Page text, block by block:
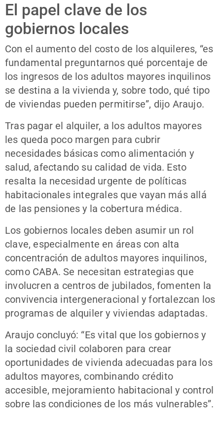
El papel clave de los
gobiernos locales
Con el aumento del costo de los alquileres, “es
fundamental preguntarnos qué porcentaje de
los ingresos de los adultos mayores inquilinos
se destina a la vivienda y, sobre todo, qué tipo
de viviendas pueden permitirse”, dijo Araujo.
Tras pagar el alquiler, a los adultos mayores
les queda poco margen para cubrir
necesidades básicas como alimentación y
salud, afectando su calidad de vida. Esto
resalta la necesidad urgente de políticas
habitacionales integrales que vayan más allá
de las pensiones y la cobertura médica.
Los gobiernos locales deben asumir un rol
clave, especialmente en áreas con alta
concentración de adultos mayores inquilinos,
como CABA. Se necesitan estrategias que
involucren a centros de jubilados, fomenten la
convivencia intergeneracional y fortalezcan los
programas de alquiler y viviendas adaptadas.
Araujo concluyó: “Es vital que los gobiernos y
la sociedad civil colaboren para crear
oportunidades de vivienda adecuadas para los
adultos mayores, combinando crédito
accesible, mejoramiento habitacional y control
sobre las condiciones de los más vulnerables”.